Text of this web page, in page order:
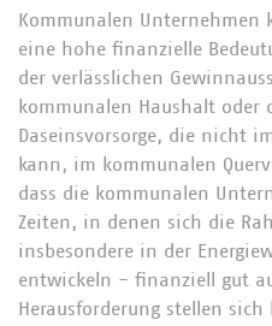
Kommunalen Unternehmen
eine hohe finanzielle
der verlässlichen
kommunalen Haushalt oder
Daseinsvorsorge, die nicht
kann, im kommunalen
dass die kommunalen
Zeiten, in denen sich die
insbesondere in der
entwickeln - finanziell gut
Herausforderung stellen